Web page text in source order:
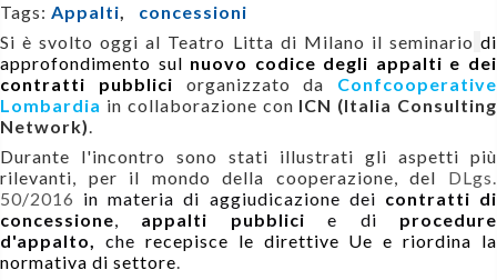
Tags: Appalti, concessioni
Si è svolto oggi al Teatro Litta di Milano il seminario di
approfondimento sul nuovo codice degli appalti e dei
contratti pubblici organizzato da Confcooperative
Lombardia in collaborazione con ICN (Italia Consulting
Network).
Durante l'incontro sono stati illustrati gli aspetti più
rilevanti, per il mondo della cooperazione, del DLgs.
50/2016 in materia di aggiudicazione dei contratti di
concessione, appalti pubblici e di procedure
d'appalto, che recepisce le direttive Ue e riordina la
normativa di settore.